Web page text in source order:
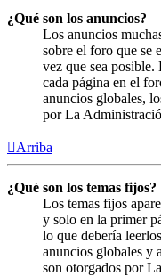
¿Qué son los anuncios?
Los anuncios
sobre el foro que se
vez que sea
cada página en el
anuncios globales,
por La
Arriba
¿Qué son los temas fijos?
Los temas fijos
y solo en la primer
lo que debería
anuncios globales y
son otorgados por